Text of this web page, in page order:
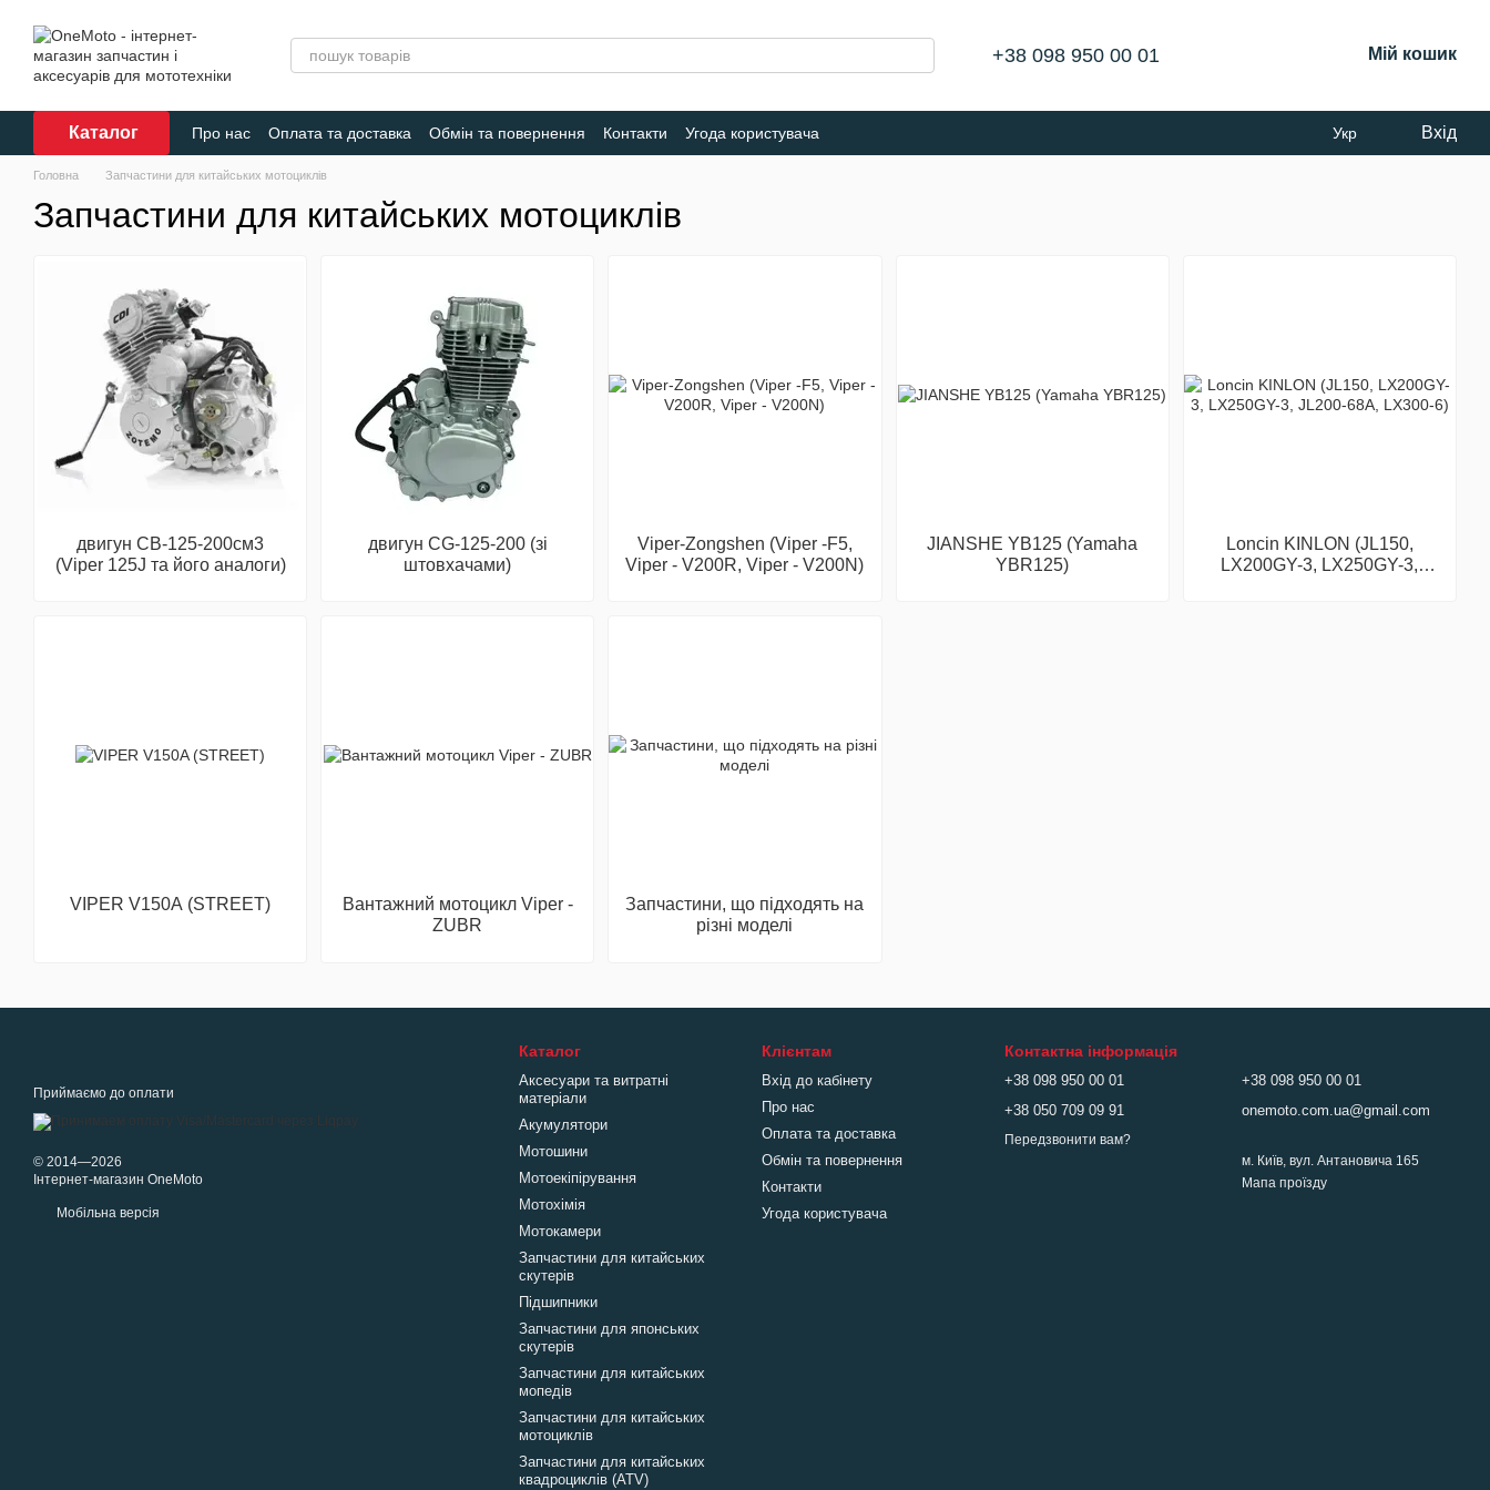
+38 098 950 00 01 Мій кошик
Каталог Про нас Оплата та доставка Обмін та повернення Контакти Угода користувача Укр Вхід
Головна Запчастини для китайських мотоциклів
Запчастини для китайських мотоциклів
двигун СВ-125-200см3
(Viper 125J та його аналоги)
двигун СG-125-200 (зі
штовхачами)
Viper-Zongshen (Viper -F5,
Viper - V200R, Viper - V200N)
JIANSHE YB125 (Yamaha
YBR125)
Loncin KINLON (JL150,
LX200GY-3, LX250GY-3,
VIPER V150A (STREET)
Вантажний мотоцикл Viper -
ZUBR
Запчастини, що підходять на
різні моделі
Приймаємо до оплати
© 2014—2026
Інтернет-магазин OneMoto
Мобільна версія
Каталог
Аксесуари та витратні
матеріали
Акумулятори
Мотошини
Мотоекіпірування
Мотохімія
Мотокамери
Запчастини для китайських
скутерів
Підшипники
Запчастини для японських
скутерів
Запчастини для китайських
мопедів
Запчастини для китайських
мотоциклів
Запчастини для китайських
квадроциклів (ATV)
Клієнтам
Вхід до кабінету
Про нас
Оплата та доставка
Обмін та повернення
Контакти
Угода користувача
Контактна інформація
+38 098 950 00 01
+38 050 709 09 91
Передзвонити вам?
+38 098 950 00 01
onemoto.com.ua@gmail.com
м. Київ, вул. Антановича 165
Мапа проїзду